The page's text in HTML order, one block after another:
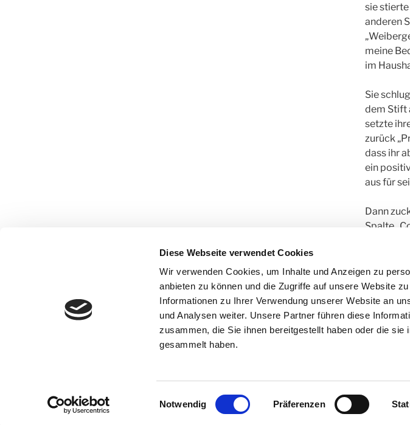
Diese Webseite verwendet Cookies
Wir verwenden Cookies, um Inhalte und Anzeigen zu
anbieten zu können und die Zugriffe auf unsere Website
Informationen zu Ihrer Verwendung unserer Website an
und Analysen weiter. Unsere Partner führen diese
zusammen, die Sie ihnen bereitgestellt haben oder die
gesammelt haben.
Einwilligungsauswahl
Notwendig Präferenzen
sie stierte
anderen
meine
im
Sie
dem Stift
setzte
zurück
dass ihr
ein
aus für
Dann
Spalte
Es
Das war
hatte. Sie
daneben.
Dann lief